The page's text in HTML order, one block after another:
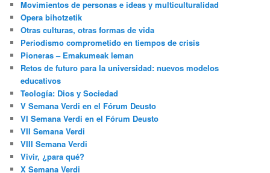
Movimientos de personas e ideas y multiculturalidad
Opera bihotzetik
Otras culturas, otras formas de vida
Periodismo comprometido en tiempos de crisis
Pioneras – Emakumeak leman
Retos de futuro para la universidad: nuevos modelos
educativos
Teología: Dios y Sociedad
V Semana Verdi en el Fórum Deusto
VI Semana Verdi en el Fórum Deusto
VII Semana Verdi
VIII Semana Verdi
Vivir, ¿para qué?
X Semana Verdi